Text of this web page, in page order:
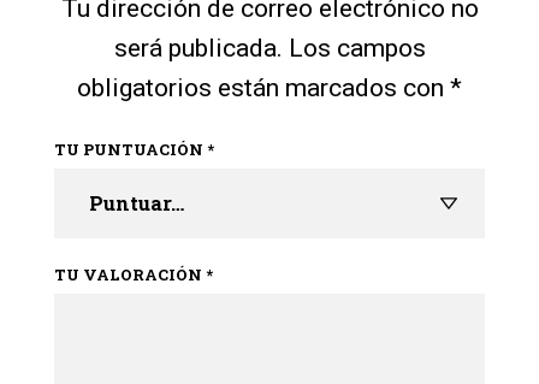
Tu dirección de correo electrónico no
será publicada. Los campos
obligatorios están marcados con *
TU PUNTUACIÓN *
TU VALORACIÓN *